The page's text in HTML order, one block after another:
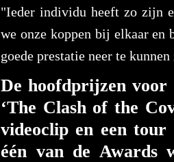
"Ieder individu heeft zo zijn
we onze koppen bij elkaar en
goede prestatie neer te
De hoofdprijzen
‘The Clash of the
videoclip en een
één van de Awards